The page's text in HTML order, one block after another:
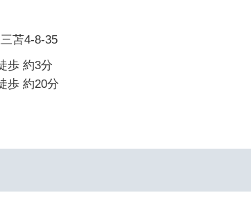
苫4-8-35
歩 約3分
歩 約20分